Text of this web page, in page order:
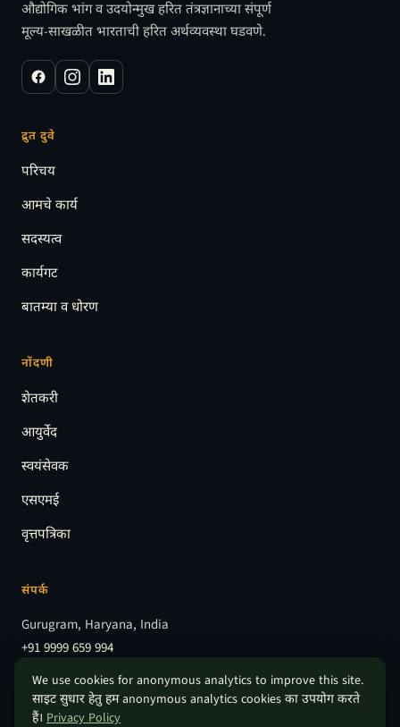
औद्योगिक भांग व उदयोन्मुख हरित तंत्रज्ञानाच्या संपूर्ण
मूल्य-साखळीत भारताची हरित अर्थव्यवस्था घडवणे.
द्रुत दुवे
परिचय
आमचे कार्य
सदस्यत्व
कार्यगट
बातम्या व धोरण
नोंदणी
शेतकरी
आयुर्वेद
स्वयंसेवक
एसएमई
वृत्तपत्रिका
संपर्क
Gurugram, Haryana, India
+91 9999 659 994
info@indianhempassociation.com
We use cookies for anonymous analytics to improve this site.
साइट सुधार हेतु हम anonymous analytics cookies का उपयोग करते
हैं। Privacy Policy